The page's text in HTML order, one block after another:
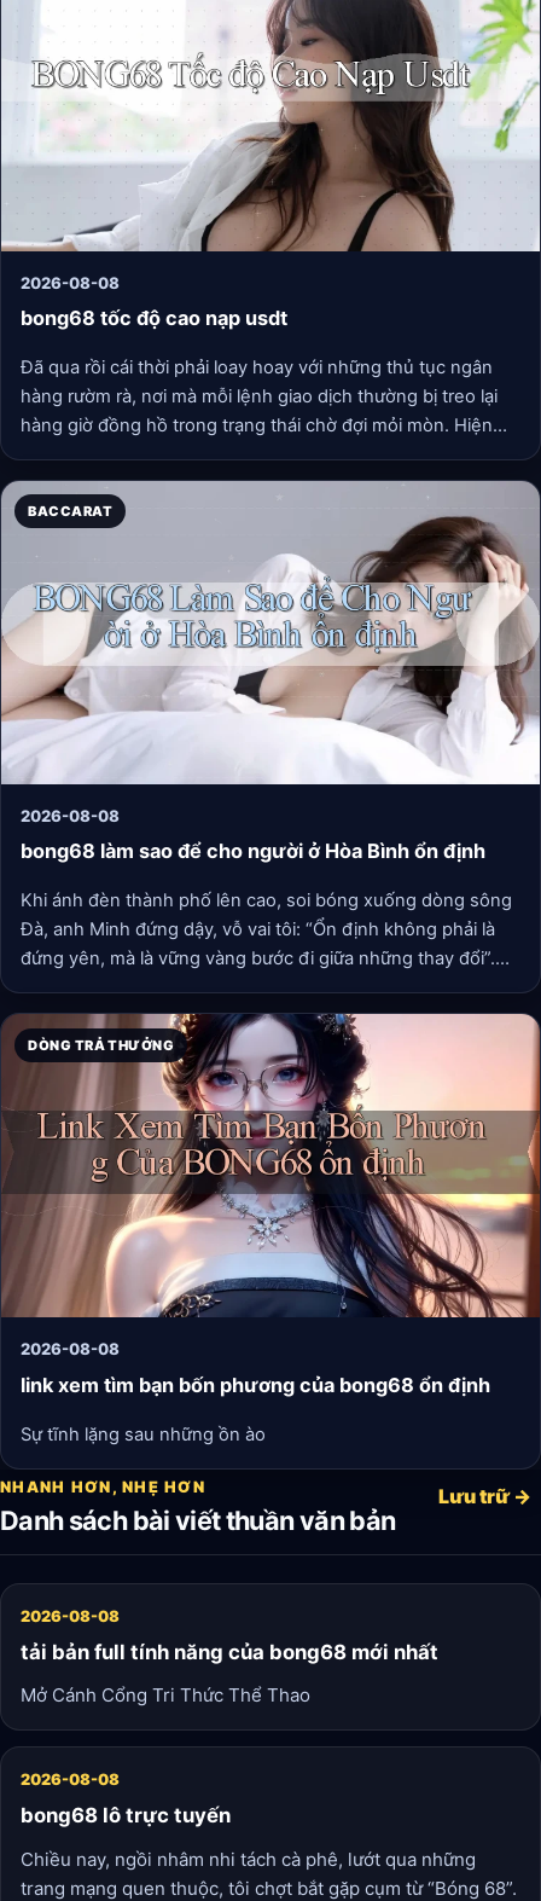
2026-08-08
bong68 tốc độ cao nạp usdt
Đã qua rồi cái thời phải loay hoay với những thủ tục ngân
hàng rườm rà, nơi mà mỗi lệnh giao dịch thường bị treo lại
hàng giờ đồng hồ trong trạng thái chờ đợi mỏi mòn. Hiện
nay, cộng đồng người chơi thông thái đang chuyển dịch
dần sang các phương thức thanh toán linh hoạt hơn. Trong
bối cảnh đó, bong68 tốc độ cao nạp usdt nổi lên như một
giải pháp tối ưu, biến những giây phút giải trí trở nên liền
mạch và không gián đoạn.
BACCARAT
2026-08-08
bong68 làm sao để cho người ở Hòa Bình ổn định
Khi ánh đèn thành phố lên cao, soi bóng xuống dòng sông
Đà, anh Minh đứng dậy, vỗ vai tôi: “Ổn định không phải là
đứng yên, mà là vững vàng bước đi giữa những thay đổi”.
Người dân Hòa Bình vốn dĩ đã có sự kiên trì của đá, sự bao
dung của rừng. Chỉ cần có thêm những công cụ, những
cộng đồng tạo ra giá trị bền vững, giấc mơ về một cuộc
sống no ấm, ổn định sẽ không còn là xa vời.
DÒNG TRẢ THƯỞNG
2026-08-08
link xem tìm bạn bốn phương của bong68 ổn định
Sự tĩnh lặng sau những ồn ào
NHANH HƠN, NHẸ HƠN
Danh sách bài viết thuần văn bản
Lưu trữ →
2026-08-08
tải bản full tính năng của bong68 mới nhất
Mở Cánh Cổng Tri Thức Thể Thao
2026-08-08
bong68 lô trực tuyến
Chiều nay, ngồi nhâm nhi tách cà phê, lướt qua những
trang mạng quen thuộc, tôi chợt bắt gặp cụm từ “Bóng 68”.